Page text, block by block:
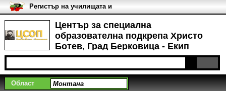
Център за специална
образователна подкрепа Христо
Ботев, Град Берковица - Екип
Регистър на училищата и
университетите в България
Област